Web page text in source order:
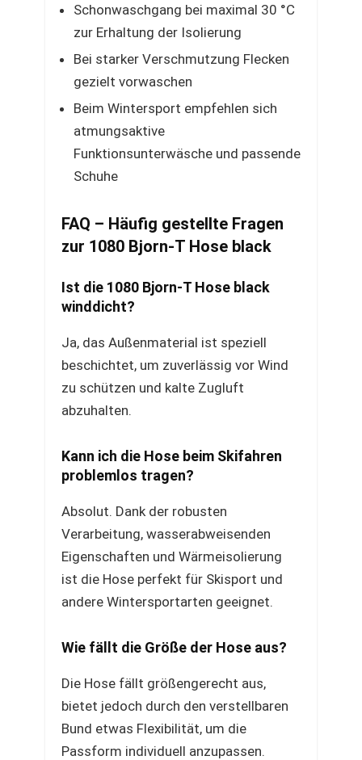
Schonwaschgang bei maximal 30 °C
zur Erhaltung der Isolierung
Bei starker Verschmutzung Flecken
gezielt vorwaschen
Beim Wintersport empfehlen sich
atmungsaktive
Funktionsunterwäsche und passende
Schuhe
FAQ – Häufig gestellte Fragen
zur 1080 Bjorn-T Hose black
Ist die 1080 Bjorn-T Hose black
winddicht?
Ja, das Außenmaterial ist speziell
beschichtet, um zuverlässig vor Wind
zu schützen und kalte Zugluft
abzuhalten.
Kann ich die Hose beim Skifahren
problemlos tragen?
Absolut. Dank der robusten
Verarbeitung, wasserabweisenden
Eigenschaften und Wärmeisolierung
ist die Hose perfekt für Skisport und
andere Wintersportarten geeignet.
Wie fällt die Größe der Hose aus?
Die Hose fällt größengerecht aus,
bietet jedoch durch den verstellbaren
Bund etwas Flexibilität, um die
Passform individuell anzupassen.